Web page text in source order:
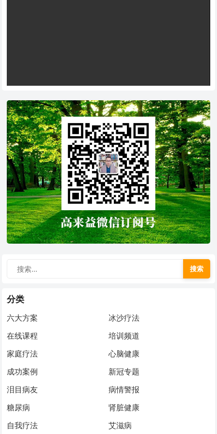
搜索
分类
六大方案
冰沙疗法
在线课程
培训频道
家庭疗法
心脑健康
成功案例
新冠专题
泪目病友
病情警报
糖尿病
肾脏健康
自我疗法
艾滋病